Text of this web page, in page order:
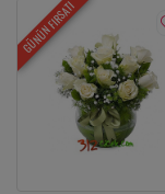
GÜNÜN FIRSATI